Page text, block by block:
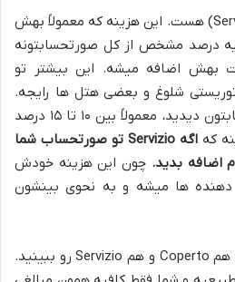
مورد دیگه «سرویسیو» (Servizio) هست. این هزینه که معمولاً بهش
درصد مشخص از کل صورتحسابتونه
بهش اضافه میشه. این بیشتر تو
شلوغ و بعضی هتل ها رایجه.
اگه Servizio رو تو صورتحسابتون دیدید، معمولاً بین ۱۰ تا ۱۵ درصد
که
اگه Servizio تو صورتحساب شما
اضافه بدید. چون این هزینه خودش
ها میشه و به نحوی بینشون
ممکنه تو بعضی رستوران ها هم Coperto و هم Servizio رو ببینید.